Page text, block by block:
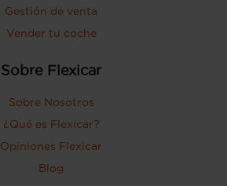
Gestión de venta
Vender tu coche
Sobre Flexicar
Sobre Nosotros
¿Qué es Flexicar?
Opiniones Flexicar
Blog